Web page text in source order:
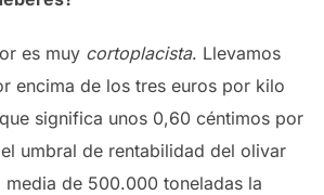
es muy cortoplacista. Llevamos
encima de los tres euros por kilo
significa unos 0,60 céntimos por
umbral de rentabilidad del olivar
de 500.000 toneladas la